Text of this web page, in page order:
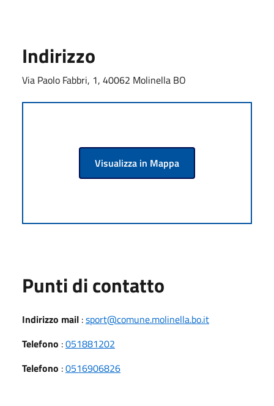
Indirizzo
Via Paolo Fabbri, 1, 40062 Molinella BO
Visualizza in Mappa
Punti di contatto
Indirizzo mail :sport@comune.molinella.bo.it
Telefono :051881202
Telefono :0516906826